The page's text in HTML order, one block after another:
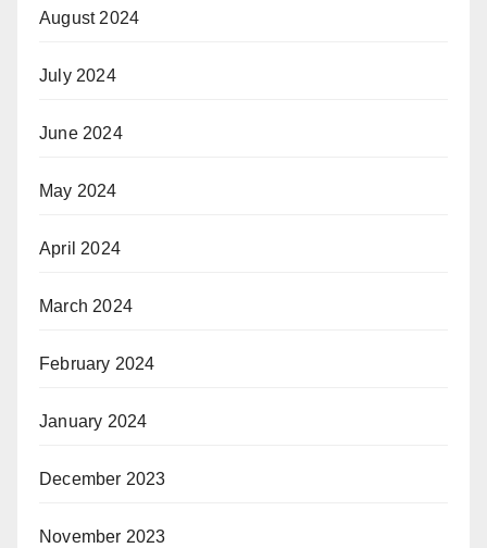
August 2024
July 2024
June 2024
May 2024
April 2024
March 2024
February 2024
January 2024
December 2023
November 2023